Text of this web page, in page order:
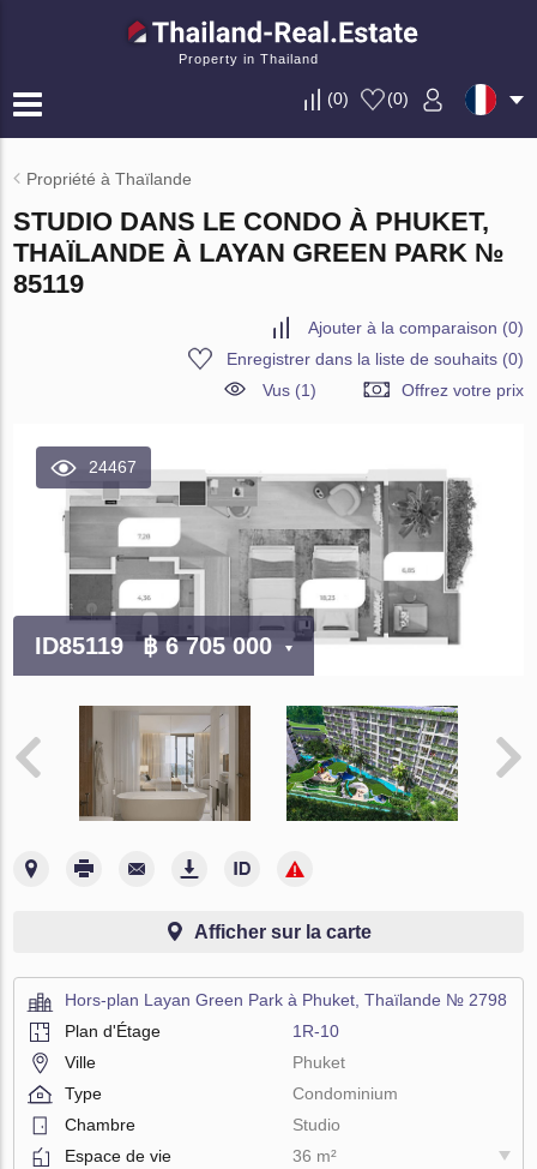
Property in Thailand
(0) (0)
Propriété à Thaïlande
STUDIO DANS LE CONDO À PHUKET,
THAÏLANDE À LAYAN GREEN PARK №
85119
Ajouter à la comparaison (0)
Enregistrer dans la liste de souhaits(0)
Vus (1)
Offrez votre prix
24467
ID85119 ฿ 6 705 000
Afficher sur la carte
Hors-plan Layan Green Park à Phuket, Thaïlande № 2798
Plan d'Étage
1R-10
Ville
Phuket
Type
Condominium
Chambre
Studio
Espace de vie
36 m²